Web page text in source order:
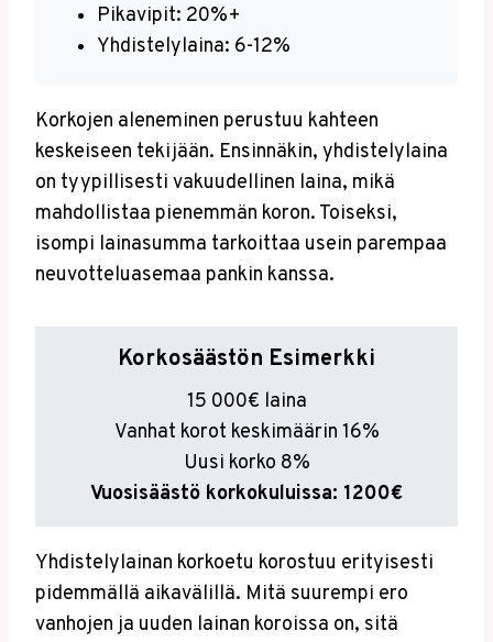
Pikavipit: 20%+
Yhdistelylaina: 6-12%
Korkojen aleneminen perustuu kahteen
keskeiseen tekijään. Ensinnäkin, yhdistelylaina
on tyypillisesti vakuudellinen laina, mikä
mahdollistaa pienemmän koron. Toiseksi,
isompi lainasumma tarkoittaa usein parempaa
neuvotteluasemaa pankin kanssa.
Korkosäästön Esimerkki
15 000€ laina
Vanhat korot keskimäärin 16%
Uusi korko 8%
Vuosisäästö korkokuluissa: 1200€
Yhdistelylainan korkoetu korostuu erityisesti
pidemmällä aikavälillä. Mitä suurempi ero
vanhojen ja uuden lainan koroissa on, sitä